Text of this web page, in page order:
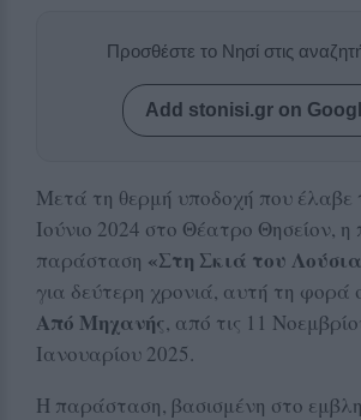
Προσθέστε το Νησί στις
Add stonisi.gr on
Μετά τη θερμή υποδοχή που έλαβε
Ιούνιο 2024 στο Θέατρο Θησείον,
παράσταση «Στη Σκιά του
για δεύτερη χρονιά, αυτή τη φορά
Από Μηχανής, από τις 11
Ιανουαρίου 2025.
Η παράσταση, βασισμένη στο